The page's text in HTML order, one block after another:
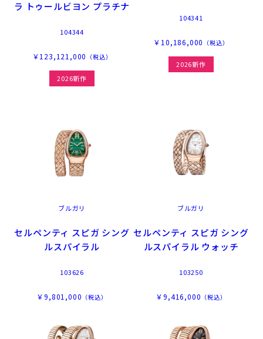
ラ トゥールビヨン プラチナ
104344
￥123,121,000 （税込）
2026新作
104341
￥10,186,000 （税込）
2026新作
ブルガリ
セルペンティ スピガ シング
ルスパイラル
103626
￥9,801,000 （税込）
ブルガリ
セルペンティ スピガ シング
ルスパイラル ウォッチ
103250
￥9,416,000 （税込）